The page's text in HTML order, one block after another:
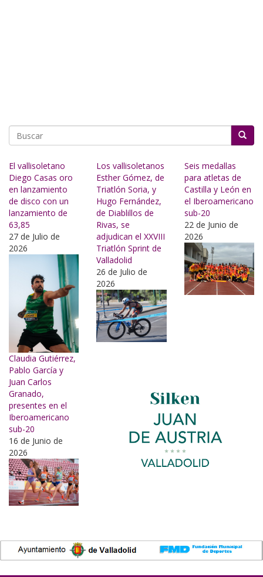
El vallisoletano
Diego Casas oro
en lanzamiento
de disco con un
lanzamiento de
63,85
27 de Julio de
2026
Los vallisoletanos
Esther Gómez, de
Triatlón Soria, y
Hugo Fernández,
de Diablillos de
Rivas, se
adjudican el XXVIII
Triatlón Sprint de
Valladolid
26 de Julio de
2026
Seis medallas
para atletas de
Castilla y León en
el Iberoamericano
sub-20
22 de Junio de
2026
Claudia Gutiérrez,
Pablo García y
Juan Carlos
Granado,
presentes en el
Iberoamericano
sub-20
16 de Junio de
2026